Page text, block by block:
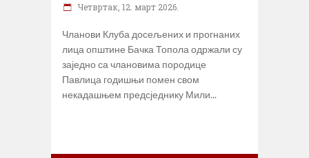
Четвртак, 12. март 2026.
Чланови Клуба досељених и прогнаних
лица општине Бачка Топола одржали су
заједно са члановима породице
Павлица годишњи помен свом
некадашњем предсједнику Мили